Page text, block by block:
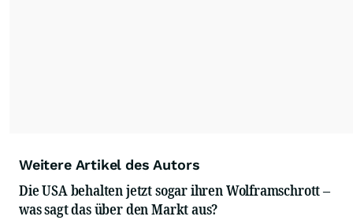
Weitere Artikel des Autors
Die USA behalten jetzt sogar ihren Wolframschrott –
was sagt das über den Markt aus?